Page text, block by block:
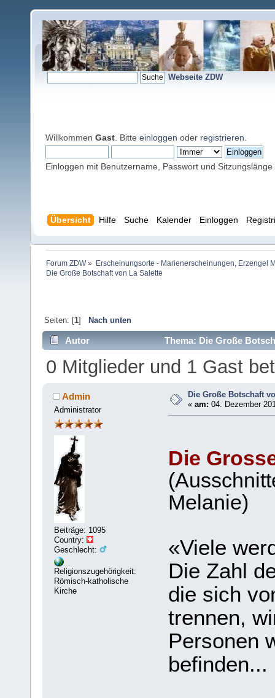
Webseite ZDW
Willkommen Gast . Bitte einloggen oder registrieren
Einloggen mit Benutzername, Passwort und Sitzungslänge
Übersicht Hilfe Suche Kalender Einloggen
Forum ZDW»
Erscheinungsorte - Marienerscheinungen, Erzengel
Die Große Botschaft von La Salette
Seiten: [1] Nach unten
Autor Thema: Die Große
0 Mitglieder und 1 Gast
Admin
Administrator
Beiträge: 1095
Country:
Geschlecht:
Religionszugehörigkeit:
Römisch-katholische
Kirche
Die Große Botschaft
«am: 04. Dezember
Die
Melanie)
«Viele
Die Zahl
die sich
trennen,
Personen
befinden...